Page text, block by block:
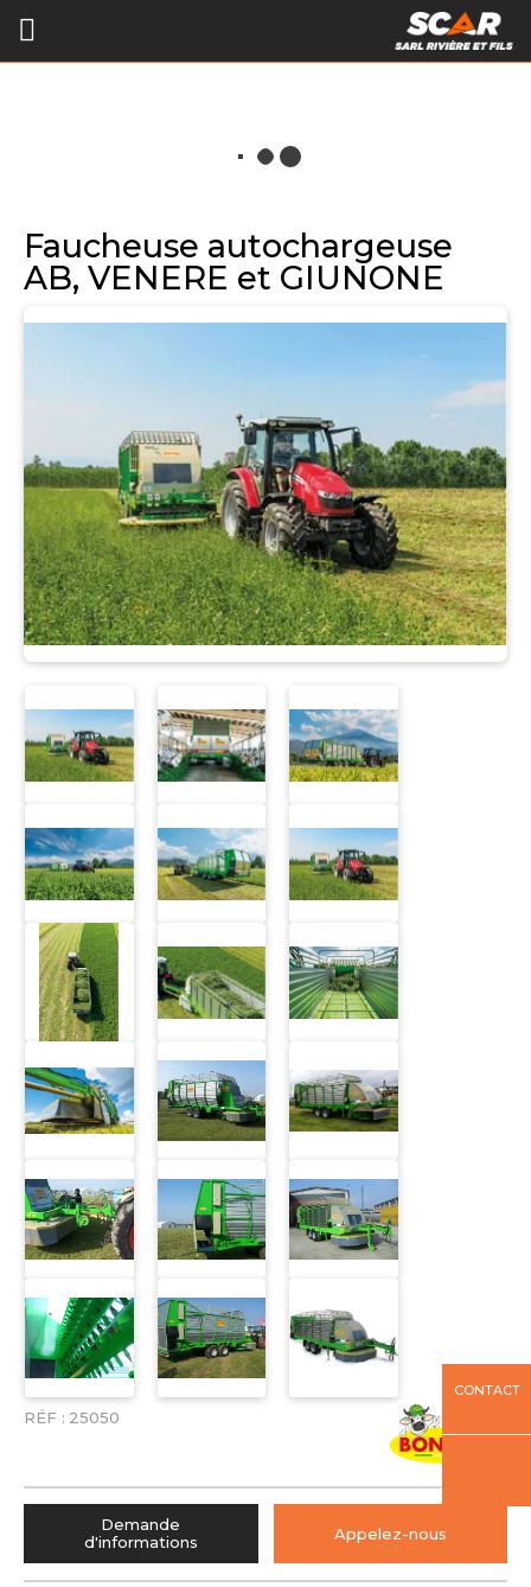
Faucheuse autochargeuse
AB, VENERE et GIUNONE
RÉF : 25050
Demande
d'informations
Appelez-nous
CONTACT